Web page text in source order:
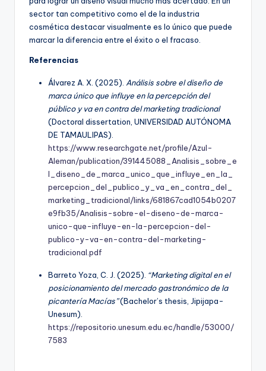
sector tan competitivo como el de la industria
cosmética destacar visualmente es lo único que puede
marcar la diferencia entre el éxito o el fracaso.
Referencias
Álvarez A. X. (2025). Análisis sobre el diseño de
marca único que influye en la percepción del
público y va en contra del marketing tradicional
(Doctoral dissertation, UNIVERSIDAD AUTÓNOMA
DE TAMAULIPAS).
https://www.researchgate.net/profile/Azul-
Aleman/publication/391445088_Analisis_sobre_e
l_diseno_de_marca_unico_que_influye_en_la_
percepcion_del_publico_y_va_en_contra_del_
marketing_tradicional/links/681867cad1054b0207
e9fb35/Analisis-sobre-el-diseno-de-marca-
unico-que-influye-en-la-percepcion-del-
publico-y-va-en-contra-del-marketing-
tradicional.pdf
Barreto Yoza, C. J. (2025). “Marketing digital en el
posicionamiento del mercado gastronómico de la
picantería Macías”(Bachelor’s thesis, Jipijapa-
Unesum).
https://repositorio.unesum.edu.ec/handle/53000/
7583